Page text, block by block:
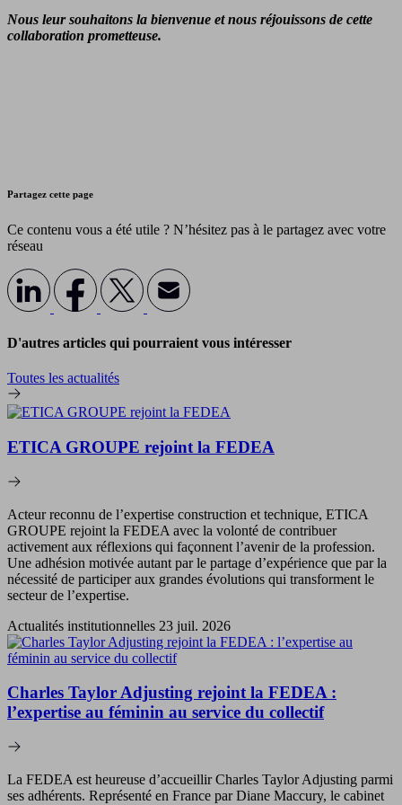
Nous leur souhaitons la bienvenue et nous réjouissons de cette
collaboration prometteuse.
Partagez cette page
Ce contenu vous a été utile ? N’hésitez pas à le partagez avec votre
réseau
D'autres articles qui pourraient vous intéresser
Toutes les actualités
ETICA GROUPE rejoint la FEDEA
Acteur reconnu de l’expertise construction et technique, ETICA
GROUPE rejoint la FEDEA avec la volonté de contribuer
activement aux réflexions qui façonnent l’avenir de la profession.
Une adhésion motivée autant par le partage d’expérience que par la
nécessité de participer aux grandes évolutions qui transforment le
secteur de l’expertise.
Actualités institutionnelles 23 juil. 2026
Charles Taylor Adjusting rejoint la FEDEA :
l’expertise au féminin au service du collectif
La FEDEA est heureuse d’accueillir Charles Taylor Adjusting parmi
ses adhérents. Représenté en France par Diane Maccury, le cabinet